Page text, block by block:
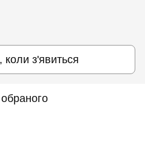
коли з'явиться